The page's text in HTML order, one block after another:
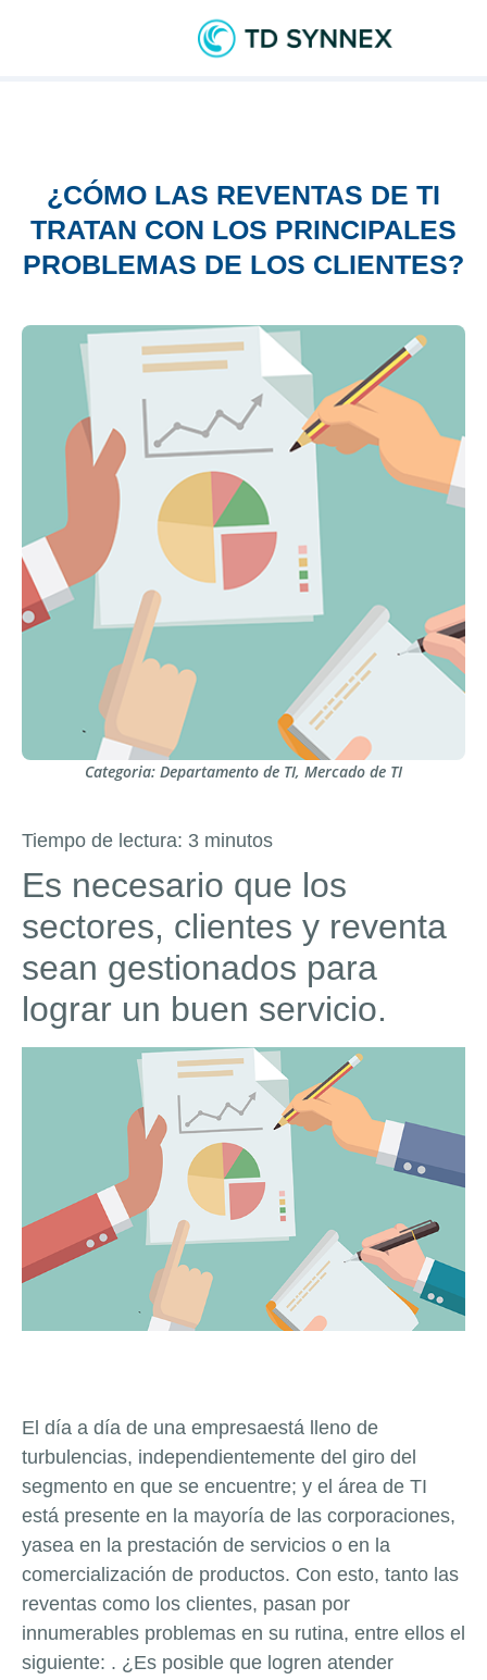
¿CÓMO LAS REVENTAS DE TI
TRATAN CON LOS PRINCIPALES
PROBLEMAS DE LOS CLIENTES?
Categoria: Departamento de TI, Mercado de TI
Tiempo de lectura: 3 minutos
Es necesario que los
sectores, clientes y reventa
sean gestionados para
lograr un buen servicio.
El día a día de una empresaestá lleno de
turbulencias, independientemente del giro del
segmento en que se encuentre; y el área de TI
está presente en la mayoría de las corporaciones,
yasea en la prestación de servicios o en la
comercialización de productos. Con esto, tanto las
reventas como los clientes, pasan por
innumerables problemas en su rutina, entre ellos el
siguiente: . ¿Es posible que logren atender